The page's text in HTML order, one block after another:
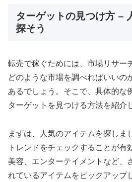
ターゲットの見つけ方 –
探そう
転売で稼ぐためには、市場リサー
どのような市場を調べればいいの
あるでしょう。そこで、具体的な
ターゲットを見つける方法を紹介
まずは、人気のアイテムを探しま
トレンドをチェックすることが有
美容、エンターテイメントなど、
れているアイテムをピックアップ